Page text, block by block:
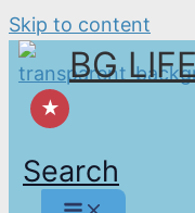
Skip to content
BG
★
Search